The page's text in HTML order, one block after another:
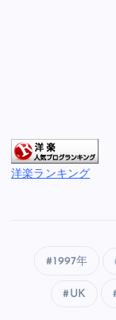
洋楽ランキング
1997年
UK